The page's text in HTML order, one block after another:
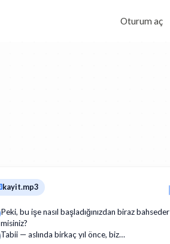
Oturum aç
kayit.mp3
Peki, bu işe nasıl başladığınızdan biraz bahseder
misiniz?
Tabii — aslında birkaç yıl önce, biz…